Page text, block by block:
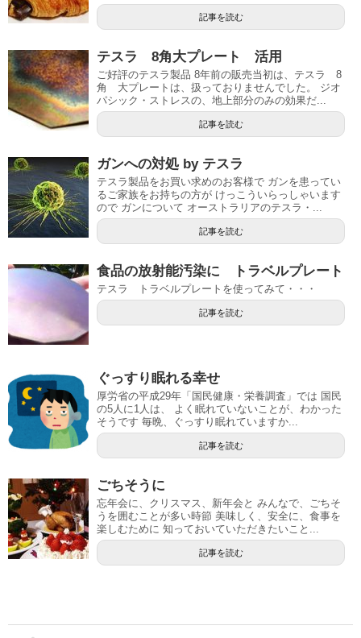
記事を読む
テスラ 8角大プレート 活用
ご好評のテスラ製品 8年前の販売当初は、テスラ 8
角 大プレートは、扱っておりませんでした。 ジオ
パシック・ストレスの、地上部分のみの効果だ...
記事を読む
ガンへの対処 by テスラ
テスラ製品をお買い求めのお客様で ガンを患ってい
るご家族をお持ちの方が けっこういらっしゃいます
ので ガンについて オーストラリアのテスラ・...
記事を読む
食品の放射能汚染に トラベルプレート
テスラ トラベルプレートを使ってみて・・・
記事を読む
ぐっすり眠れる幸せ
厚労省の平成29年「国民健康・栄養調査」では 国民
の5人に1人は、 よく眠れていないことが、わかった
そうです 毎晩、ぐっすり眠れていますか...
記事を読む
ごちそうに
忘年会に、クリスマス、新年会と みんなで、ごちそ
うを囲むことが多い時節 美味しく、安全に、食事を
楽しむために 知っておいていただきたいこと...
記事を読む